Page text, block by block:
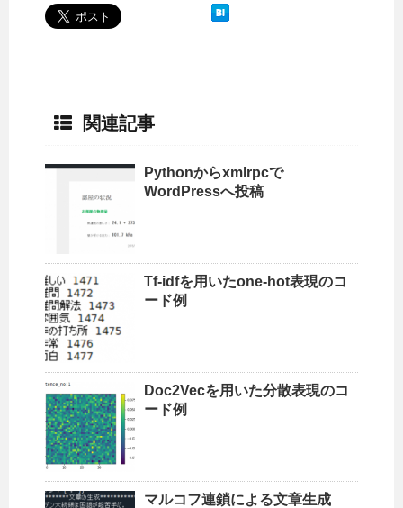
関連記事
Pythonからxmlrpcで
WordPressへ投稿
Tf-idfを用いたone-hot表現のコ
ード例
Doc2Vecを用いた分散表現のコ
ード例
マルコフ連鎖による文章生成